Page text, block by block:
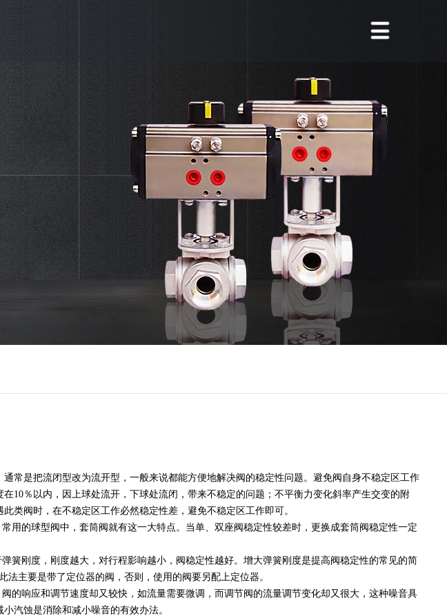
是把流闭型改为流开型，一般来说都能方便地解决阀的稳定性问题。避免阀自身不稳定区工作
10％以内，因上球处流开，下球处流闭，带来不稳定的问题；不平衡力变化斜率产生交变的附
类阀时，在不稳定区工作必然稳定性差，避免不稳定区工作即可。
的球型阀中，套筒阀就有这一大特点。当单、双座阀稳定性较差时，更换成套筒阀稳定性一定
刚度，刚度越大，对行程影响越小，阀稳定性越好。增大弹簧刚度是提高阀稳定性的常见的简
法主要是带了定位器的阀，否则，使用的阀要另配上定位器。
响应和调节速度却又较快，如流量需要微调，而调节阀的流量调节变化却又很大，这种噪音具
汽蚀是消除和减小噪音的有效办法。